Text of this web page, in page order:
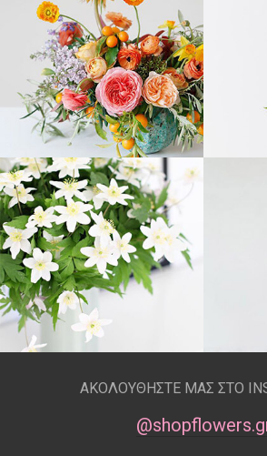
ΑΚΟΛΟΥΘΗΣΤΕ ΜΑΣ ΣΤΟ